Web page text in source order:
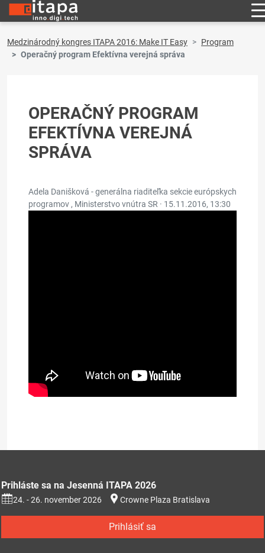
Medzinárodný kongres ITAPA 2016: Make IT Easy
Program
Operačný program Efektívna verejná správa
OPERAČNÝ PROGRAM
EFEKTÍVNA VEREJNÁ
SPRÁVA
Adela Danišková - generálna riaditeľka sekcie európskych
programov , Ministerstvo vnútra SR · 15.11.2016, 13:30
Prezentácia na stiahnutie (353kB)
Prihláste sa na Jesenná ITAPA 2026
24. - 26. november 2026 Crowne Plaza Bratislava
Prihlásiť sa